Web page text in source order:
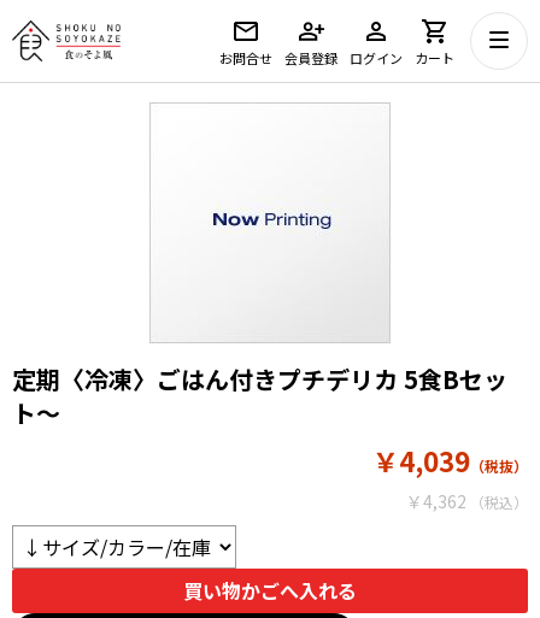
お問合せ 会員登録 ログイン カート
定期〈冷凍〉ごはん付きプチデリカ 5食Bセッ
ト～
￥4,362
￥4,039